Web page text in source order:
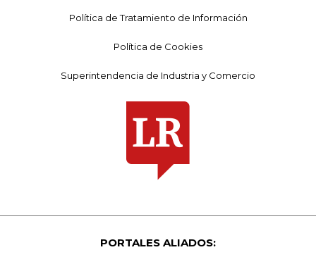
Política de Tratamiento de Información
Política de Cookies
Superintendencia de Industria y Comercio
PORTALES ALIADOS: